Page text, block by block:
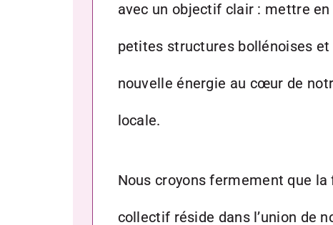
avec un objectif clair : mettre
petites structures bollénoises
nouvelle énergie au cœur de
locale.
Nous croyons fermement que la
collectif réside dans l’union de